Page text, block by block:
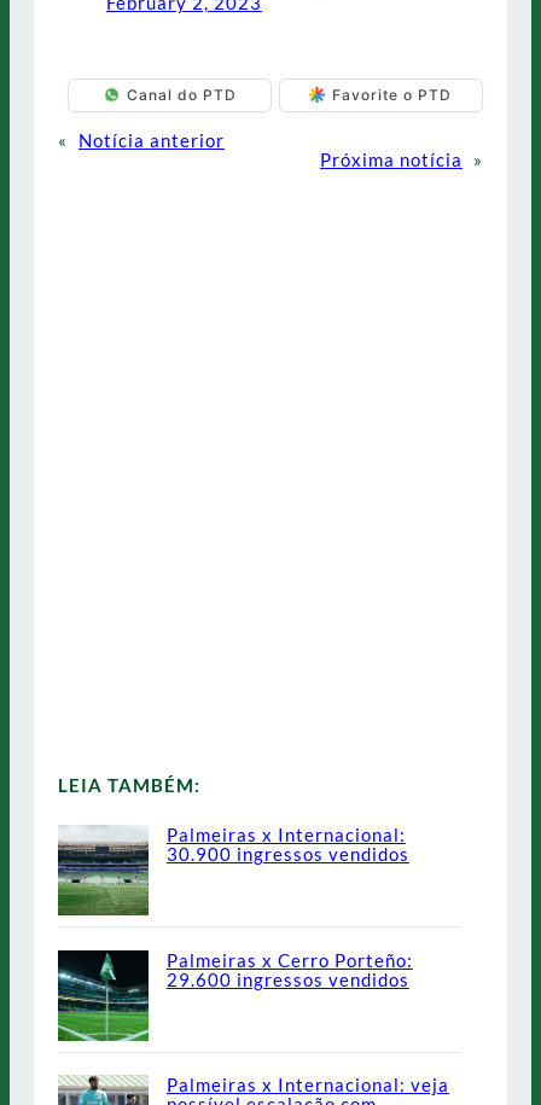
Canal do PTD Favorite o PTD
«
Notícia anterior
Próxima notícia
»
LEIA TAMBÉM:
Palmeiras x Internacional:
30.900 ingressos vendidos
Palmeiras x Cerro Porteño:
29.600 ingressos vendidos
Palmeiras x Internacional: veja